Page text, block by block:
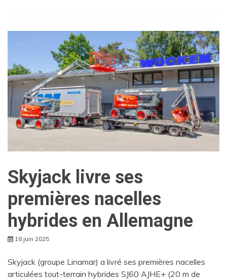
Skyjack livre ses
premières nacelles
hybrides en Allemagne
18 juin 2025
Skyjack (groupe Linamar) a livré ses premières nacelles
articulées tout-terrain hybrides SJ60 AJHE+ (20 m de